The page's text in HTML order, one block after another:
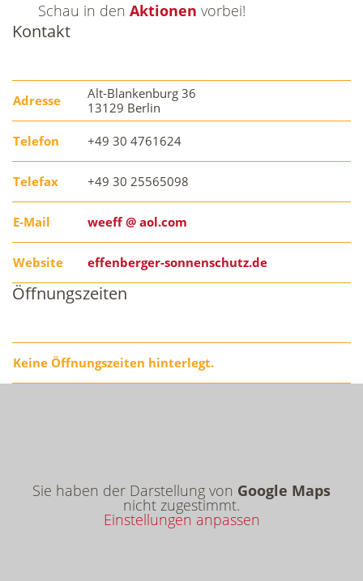
Schau in den Aktionen vorbei!
Kontakt
Adresse
Alt-Blankenburg 36
13129 Berlin
Telefon +49 30 4761624
Telefax +49 30 25565098
E-Mail weeff @ aol.com
Website effenberger-sonnenschutz.de
Öffnungszeiten
Keine Öffnungszeiten hinterlegt.
Sie haben der Darstellung von Google Maps
nicht zugestimmt.
Einstellungen anpassen